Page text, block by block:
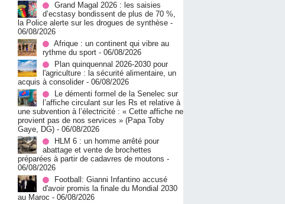
Grand Magal 2026 : les saisies
d’ecstasy bondissent de plus de 70 %,
la Police alerte sur les drogues de synthèse -
06/08/2026
Afrique : un continent qui vibre au
rythme du sport - 06/08/2026
Plan quinquennal 2026-2030 pour
l'agriculture : la sécurité alimentaire, un
acquis à consolider - 06/08/2026
Le démenti formel de la Senelec sur
l’affiche circulant sur les Rs et relative à
une subvention à l’électricité : « Cette affiche ne
provient pas de nos services » (Papa Toby
Gaye, DG) - 06/08/2026
HLM 6 : un homme arrêté pour
abattage et vente de brochettes
préparées à partir de cadavres de moutons -
06/08/2026
Football: Gianni Infantino accusé
d'avoir promis la finale du Mondial 2030
au Maroc - 06/08/2026